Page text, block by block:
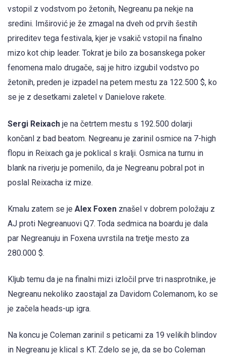
vstopil z vodstvom po žetonih, Negreanu pa nekje na
sredini. Imširović je že zmagal na dveh od prvih šestih
prireditev tega festivala, kjer je vsakič vstopil na finalno
mizo kot chip leader. Tokrat je bilo za bosanskega poker
fenomena malo drugače, saj je hitro izgubil vodstvo po
žetonih, preden je izpadel na petem mestu za 122.500 $, ko
se je z desetkami zaletel v Danielove rakete.
Sergi Reixach je na četrtem mestu s 192.500 dolarji
končanl z bad beatom. Negreanu je zarinil osmice na 7-high
flopu in Reixach ga je poklical s kralji. Osmica na turnu in
blank na riverju je pomenilo, da je Negreanu pobral pot in
poslal Reixacha iz mize.
Kmalu zatem se je Alex Foxen znašel v dobrem položaju z
AJ proti Negreanuovi Q7. Toda sedmica na boardu je dala
par Negreanuju in Foxena uvrstila na tretje mesto za
280.000 $.
Kljub temu da je na finalni mizi izločil prve tri nasprotnike, je
Negreanu nekoliko zaostajal za Davidom Colemanom, ko se
je začela heads-up igra.
Na koncu je Coleman zarinil s peticami za 19 velikih blindov
in Negreanu je klical s KT. Zdelo se je, da se bo Coleman